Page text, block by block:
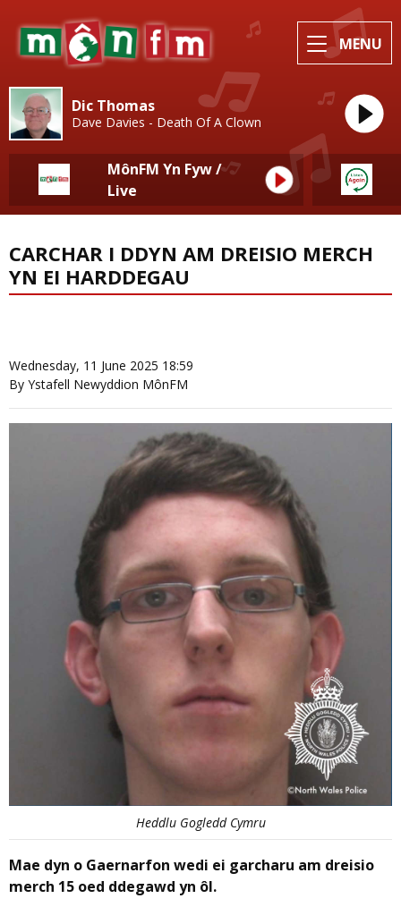
MENU
Dic Thomas
Dave Davies - Death Of A Clown
MônFM Yn Fyw /
Live
CARCHAR I DDYN AM DREISIO MERCH
YN EI HARDDEGAU
Wednesday, 11 June 2025 18:59
By Ystafell Newyddion MônFM
Heddlu Gogledd Cymru
Mae dyn o Gaernarfon wedi ei garcharu am dreisio
merch 15 oed ddegawd yn ôl.